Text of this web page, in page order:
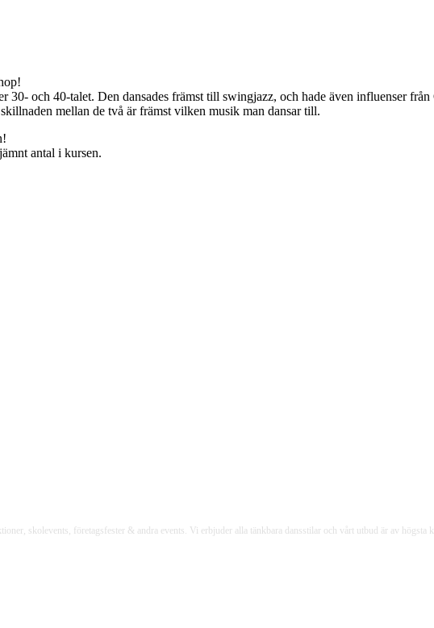
och 40-talet. Den dansades främst till swingjazz, och hade även influenser från
mellan de två är främst vilken musik man dansar till.
antal i kursen.
skolevents, företagsfester & andra events. Vi erbjuder alla tänkbara dansstilar och vårt utbud är av